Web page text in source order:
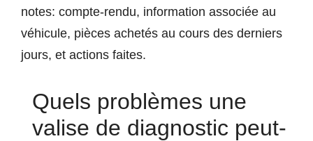
notes: compte-rendu, information associée au
véhicule, pièces achetés au cours des derniers
jours, et actions faites.
Quels problèmes une
valise de diagnostic peut-